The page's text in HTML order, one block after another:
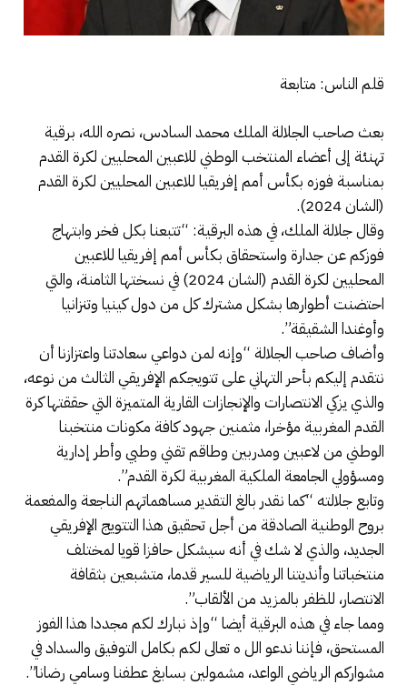
قلم الناس: متابعة
بعث صاحب الجلالة الملك محمد السادس، نصره الله، برقية
تهنئة إلى أعضاء المنتخب الوطني للاعبين المحليين لكرة القدم
بمناسبة فوزه بكأس أمم إفريقيا للاعبين المحليين لكرة القدم
(الشان 2024).
وقال جلالة الملك، في هذه البرقية: “تتبعنا بكل فخر وابتهاج
فوزكم عن جدارة واستحقاق بكأس أمم إفريقيا للاعبين
المحليين لكرة القدم (الشان 2024) في نسختها الثامنة، والتي
احتضنت أطوارها بشكل مشترك كل من دول كينيا وتنزانيا
وأوغندا الشقيقة”.
وأضاف صاحب الجلالة “وإنه لمن دواعي سعادتنا واعتزازنا أن
نتقدم إليكم بأحر التهاني على تتويجكم الإفريقي الثالث من نوعه،
والذي يزكي الانتصارات والإنجازات القارية المتميزة التي حققتها كرة
القدم المغربية مؤخرا، مثمنين جهود كافة مكونات منتخبنا
الوطني من لاعبين ومدربين وطاقم تقني وطبي وأطر إدارية
ومسؤولي الجامعة الملكية المغربية لكرة القدم”.
وتابع جلالته “كما نقدر بالغ التقدير مساهماتهم الناجعة والمفعمة
بروح الوطنية الصادقة من أجل تحقيق هذا التتويج الإفريقي
الجديد، والذي لا شك في أنه سيشكل حافزا قويا لمختلف
منتخباتنا وأنديتنا الرياضية للسير قدما، متشبعين بثقافة
الانتصار، للظفر بالمزيد من الألقاب”.
ومما جاء في هذه البرقية أيضا “وإذ نبارك لكم مجددا هذا الفوز
المستحق، فإننا ندعو الل ه تعالى لكم بكامل التوفيق والسداد في
مشواركم الرياضي الواعد، مشمولين بسابغ عطفنا وسامي رضانا”.